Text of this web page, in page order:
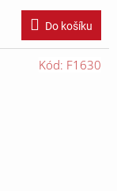
Do košíku
Kód: F1630